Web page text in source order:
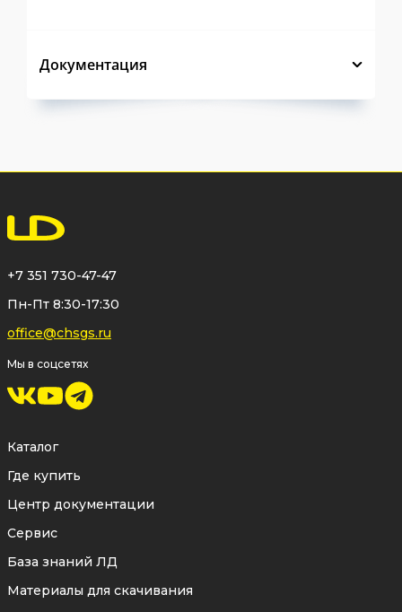
поверхностей, что полностью
исключает отклонения от нормативной
накатки обеспечивает стопроцентную
идентификацию изделия на протяжении
всего срока службы.
Жесткий входной контроль металла
— обязательный лабораторный анализ
регламентированным требованиям по
химическому составу и механическим
Точная геометрия уплотнительной
поверхности— прецизионная
Документация
+7 351 730-47-47
Пн-Пт 8:30-17:30
office@chsgs.ru
Мы в соцсетях
Каталог
Где купить
Центр документации
Сервис
База знаний ЛД
Материалы для скачивания